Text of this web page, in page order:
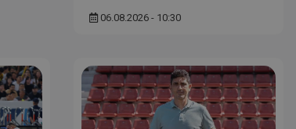
06.08.2026 - 10:30